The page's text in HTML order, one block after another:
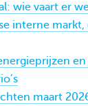
wie vaart er
interne markt,
en
maart